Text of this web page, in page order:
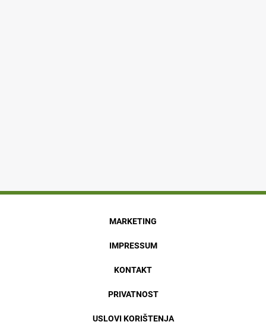
MARKETING
IMPRESSUM
KONTAKT
PRIVATNOST
USLOVI KORIŠTENJA